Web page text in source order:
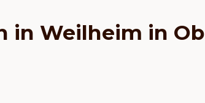
in Weilheim in